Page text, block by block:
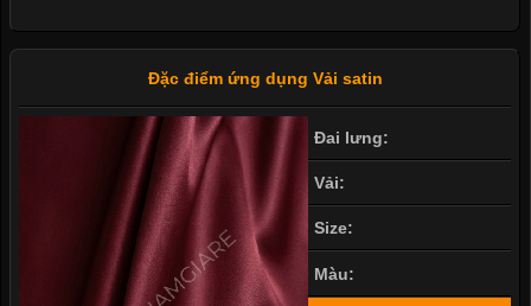
Đặc điểm ứng dụng Vải satin
Đai lưng:
Vải:
Size:
Màu: